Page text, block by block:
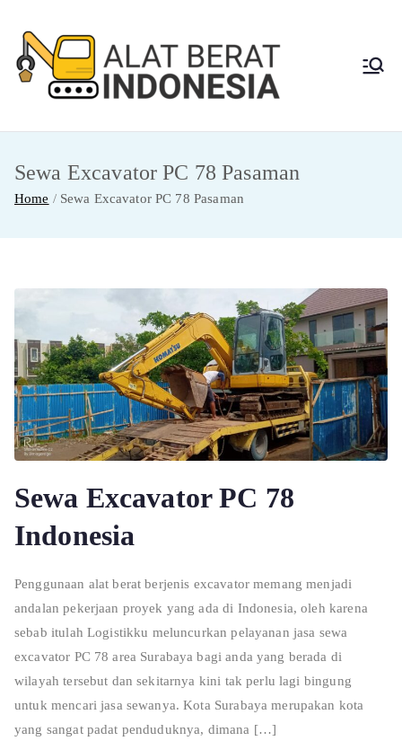
content
Berat
Indon
Jasa Sewa Alat
Sewa Excavator PC 78 Pasaman
Home Sewa Excavator PC 78 Pasaman
Sewa Excavator PC 78
Indonesia
Penggunaan alat berat berjenis excavator memang menjadi
andalan pekerjaan proyek yang ada di Indonesia, oleh karena
sebab itulah Logistikku meluncurkan pelayanan jasa sewa
excavator PC 78 area Surabaya bagi anda yang berada di
wilayah tersebut dan sekitarnya kini tak perlu lagi bingung
untuk mencari jasa sewanya. Kota Surabaya merupakan kota
yang sangat padat penduduknya, dimana […]